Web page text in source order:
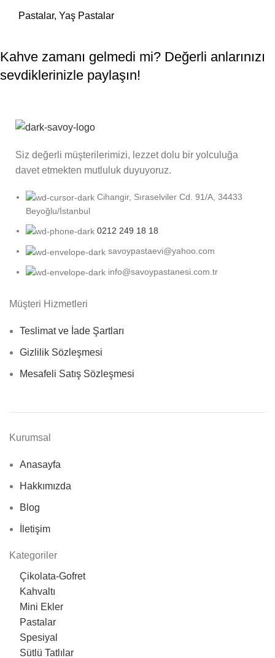
Pastalar, Yaş Pastalar
Kahve zamanı gelmedi mi? Değerli anlarınızı
sevdiklerinizle paylaşın!
Siz değerli müşterilerimizi, lezzet dolu bir yolculuğa
davet etmekten mutluluk duyuyoruz.
Cihangir, Sıraselviler Cd. 91/A, 34433
Beyoğlu/İstanbul
0212 249 18 18
savoypastaevi@yahoo.com
info@savoypastanesi.com.tr
Müşteri Hizmetleri
Teslimat ve İade Şartları
Gizlilik Sözleşmesi
Mesafeli Satış Sözleşmesi
Kurumsal
Anasayfa
Hakkımızda
Blog
İletişim
Kategoriler
Çikolata-Gofret
Kahvaltı
Mini Ekler
Pastalar
Spesiyal
Sütlü Tatlılar